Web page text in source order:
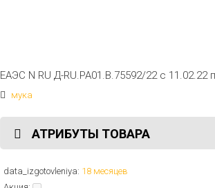
ЕАЭС N RU Д-RU.РА01.В.75592/22 с 11.02.22
мука
АТРИБУТЫ ТОВАРА
data_izgotovleniya: 18 месяцев